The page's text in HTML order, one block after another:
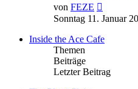
von FEZE
Beitrag
Sonntag 11. Januar
Inside the Ace Cafe
Themen
Beiträge
Letzter Beitrag